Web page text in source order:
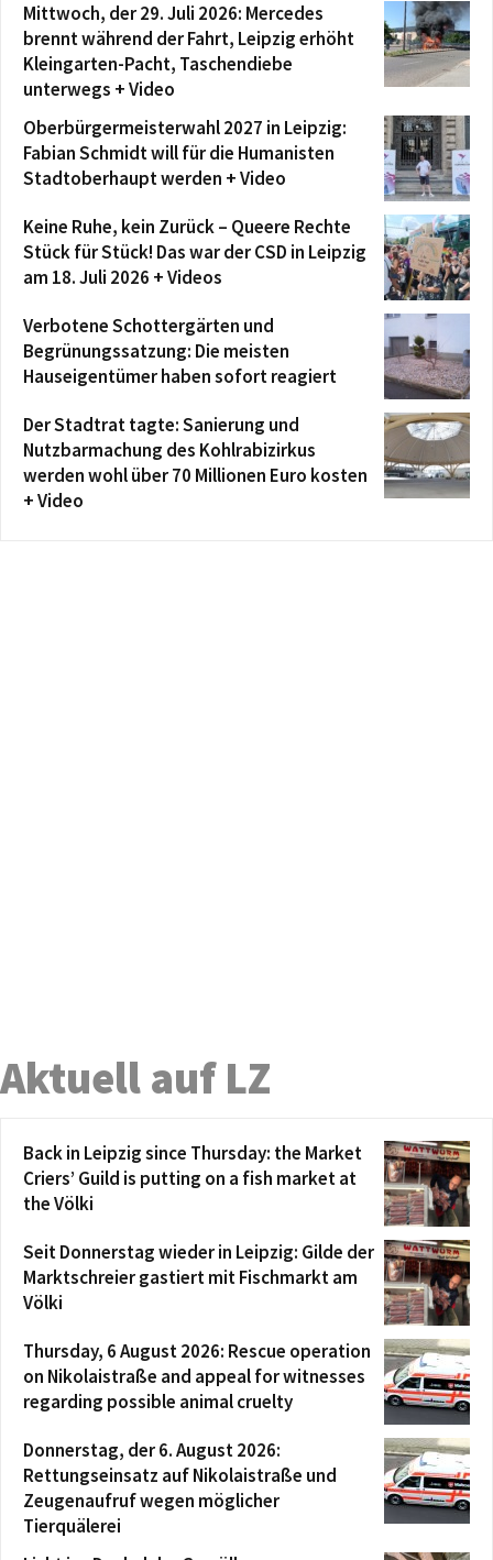
Mittwoch, der 29. Juli 2026: Mercedes
brennt während der Fahrt, Leipzig erhöht
Kleingarten-Pacht, Taschendiebe
unterwegs + Video
Oberbürgermeisterwahl 2027 in Leipzig:
Fabian Schmidt will für die Humanisten
Stadtoberhaupt werden + Video
Keine Ruhe, kein Zurück – Queere Rechte
Stück für Stück! Das war der CSD in Leipzig
am 18. Juli 2026 + Videos
Verbotene Schottergärten und
Begrünungssatzung: Die meisten
Hauseigentümer haben sofort reagiert
Der Stadtrat tagte: Sanierung und
Nutzbarmachung des Kohlrabizirkus
werden wohl über 70 Millionen Euro kosten
+ Video
Aktuell auf LZ
Back in Leipzig since Thursday: the Market
Criers’ Guild is putting on a fish market at
the Völki
Seit Donnerstag wieder in Leipzig: Gilde der
Marktschreier gastiert mit Fischmarkt am
Völki
Thursday, 6 August 2026: Rescue operation
on Nikolaistraße and appeal for witnesses
regarding possible animal cruelty
Donnerstag, der 6. August 2026:
Rettungseinsatz auf Nikolaistraße und
Zeugenaufruf wegen möglicher
Tierquälerei